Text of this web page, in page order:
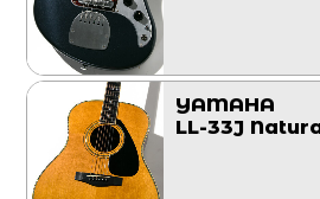
YAMAHA
LL-33J